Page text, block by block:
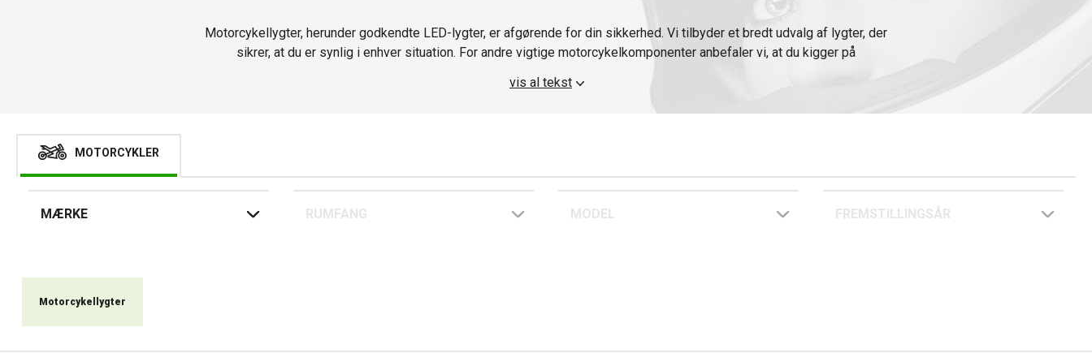
Motorcykellygter, herunder godkendte LED-lygter, er afgørende for din sikkerhed. Vi tilbyder et bredt udvalg af lygter, der
sikrer, at du er synlig i enhver situation. For andre vigtige motorcykelkomponenter anbefaler vi, at du kigger på
vis al tekst
MOTORCYKLER
MÆRKE RUMFANG MODEL FREMSTILLINGSÅR
Motorcykellygter